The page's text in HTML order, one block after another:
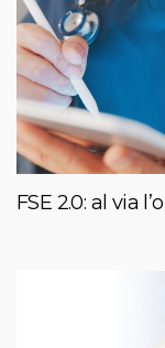
FSE 2.0: al via